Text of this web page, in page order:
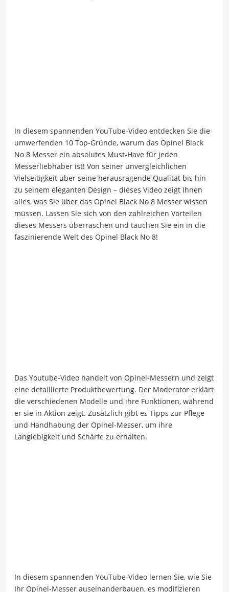
In diesem spannenden YouTube-Video entdecken Sie die
umwerfenden 10 Top-Gründe, warum das Opinel Black
No 8 Messer ein absolutes Must-Have für jeden
Messerliebhaber ist! Von seiner unvergleichlichen
Vielseitigkeit über seine herausragende Qualität bis hin
zu seinem eleganten Design – dieses Video zeigt Ihnen
alles, was Sie über das Opinel Black No 8 Messer wissen
müssen. Lassen Sie sich von den zahlreichen Vorteilen
dieses Messers überraschen und tauchen Sie ein in die
faszinierende Welt des Opinel Black No 8!
Das Youtube-Video handelt von Opinel-Messern und zeigt
eine detaillierte Produktbewertung. Der Moderator erklärt
die verschiedenen Modelle und ihre Funktionen, während
er sie in Aktion zeigt. Zusätzlich gibt es Tipps zur Pflege
und Handhabung der Opinel-Messer, um ihre
Langlebigkeit und Schärfe zu erhalten.
In diesem spannenden YouTube-Video lernen Sie, wie Sie
Ihr Opinel-Messer auseinanderbauen, es modifizieren